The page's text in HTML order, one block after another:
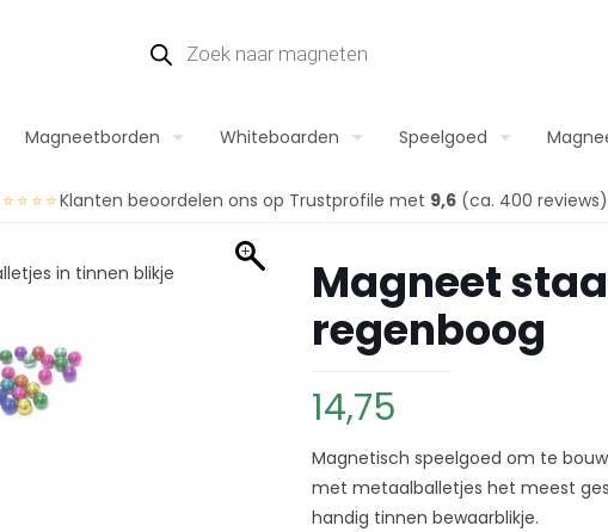
Magneetborden Whiteboarden Speelgoed
Klanten beoordelen ons op Trustprofile met 9,6(ca. 400 reviews)
Magneet
regenboog
14,75
Magnetisch speelgoed om te
met metaalballetjes het meest
handig tinnen bewaarblikje.